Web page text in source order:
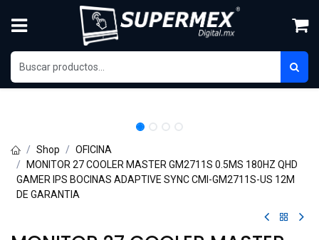
Shop
OFICINA
MONITOR 27 COOLER MASTER GM2711S 0.5MS 180HZ QHD
GAMER IPS BOCINAS ADAPTIVE SYNC CMI-GM2711S-US 12M
DE GARANTIA